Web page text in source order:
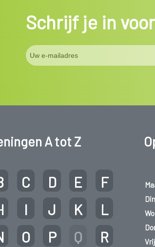
Schrijf je in
A tot Z
C D E
F
I J K
L
O P Q
R